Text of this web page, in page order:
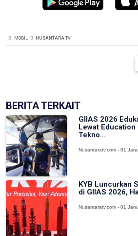
MOBIL NUSANTARA TV
BERITA TERKAIT
GIIAS 2026
Lewat Education
Tekno...
Nusantaratv.com - 01
KYB Luncurkan
di GIIAS 2026,
Nusantaratv.com - 01